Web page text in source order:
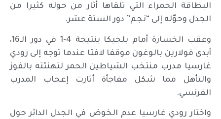
البطاقة الحمراء التي تلقاها أثار من حوله كثيرا من
الجدل وحوّله إلى “نجم” دور الستة عشر.
وعقب الخسارة أمام بلجيكا بنتيجة 4-1 في دور الـ16،
أبدى فولارين بالوغون موقفا لافتا عندما توجه إلى رودي
غارسيا مدرب منتخب الشياطين الحمر لتهنئته بالفوز
والتأهل مما شكل مفاجأة أثارت إعجاب المدرب
الفرنسي.
واختار رودي غارسيا عدم الخوض في الجدل الدائر حول